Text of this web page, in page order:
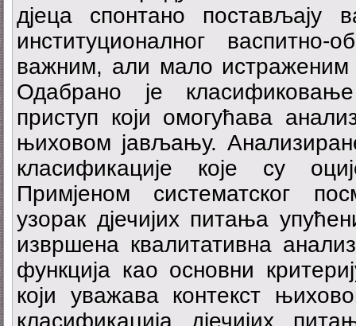
дјеца спонтано постављају
институционалног васпитно-
важним, али мало
Одабрано је
приступ који омогућава
њиховом јављању.
класификације које су
Примјеном систематског
узорак дјечијих питања
извршена квалитативна
функција као основни
који уважава контекст